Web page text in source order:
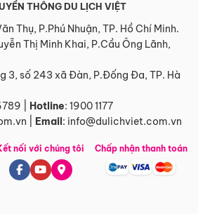
THÔNG DU LỊCH VIỆT
Thụ, P.Phú Nhuận, TP. Hồ Chí Minh.
Thị Minh Khai, P.Cầu Ông Lãnh,
3, số 243 xã Đàn, P.Đống Đa, TP. Hà
Hotline: 1900 1177
Email: info@dulichviet.com.vn
nối với chúng tôi Chấp nhận thanh toán